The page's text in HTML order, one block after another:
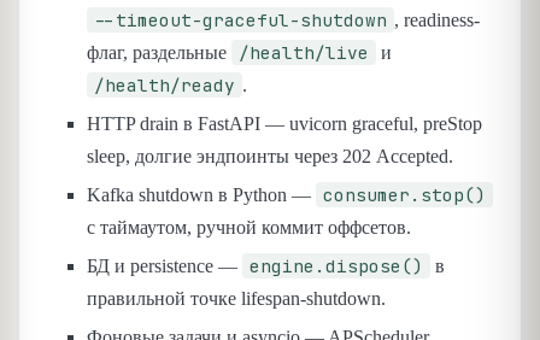
--timeout-graceful-shutdown , readiness-
флаг, раздельные
/health/live и
/health/ready .
HTTP drain в FastAPI — uvicorn graceful, preStop
sleep, долгие эндпоинты через 202 Accepted.
Kafka shutdown в Python — consumer.stop()
с таймаутом, ручной коммит оффсетов.
БД и persistence — engine.dispose()
в
правильной точке lifespan-shutdown.